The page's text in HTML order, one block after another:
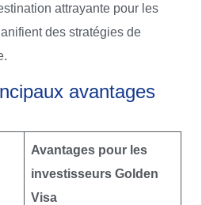
attrayante pour les
des stratégies de
avantages
Avantages pour les
investisseurs Golden
Visa